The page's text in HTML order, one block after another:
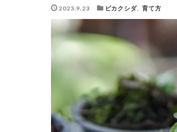
2023.9.23 ビカクシダ,育て方